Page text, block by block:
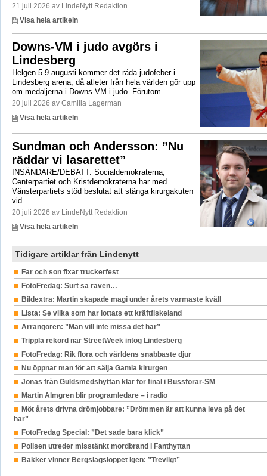
21 juli 2026 av LindeNytt Redaktion
Visa hela artikeln
Downs-VM i judo avgörs i
Lindesberg
Helgen 5-9 augusti kommer det råda judofeber i
Lindesberg arena, då atleter från hela världen gör upp
om medaljerna i Downs-VM i judo. Förutom ...
20 juli 2026 av Camilla Lagerman
Visa hela artikeln
Sundman och Andersson: ”Nu
räddar vi lasarettet”
INSÄNDARE/DEBATT: Socialdemokraterna,
Centerpartiet och Kristdemokraterna har med
Vänsterpartiets stöd beslutat att stänga kirurgakuten
vid ...
20 juli 2026 av LindeNytt Redaktion
Visa hela artikeln
Tidigare artiklar från Lindenytt
Far och son fixar truckerfest
FotoFredag: Surt sa räven…
Bildextra: Martin skapade magi under årets varmaste kväll
Lista: Se vilka som har lottats ett kräftfiskeland
Arrangören: ”Man vill inte missa det här”
Trippla rekord när StreetWeek intog Lindesberg
FotoFredag: Rik flora och världens snabbaste djur
Nu öppnar man för att sälja Gamla kirurgen
Jonas från Guldsmedshyttan klar för final i Bussförar-SM
Martin Almgren blir programledare – i radio
Möt årets drivna drömjobbare: ”Drömmen är att kunna leva på det
här”
FotoFredag Special: ”Det sade bara klick”
Polisen utreder misstänkt mordbrand i Fanthyttan
Bakker vinner Bergslagsloppet igen: ”Trevligt”